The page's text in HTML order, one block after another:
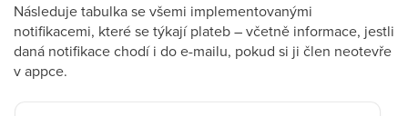
Následuje tabulka se všemi implementovanými
notifikacemi, které se týkají plateb – včetně informace, jestli
daná notifikace chodí i do e-mailu, pokud si ji člen neotevře
v appce.